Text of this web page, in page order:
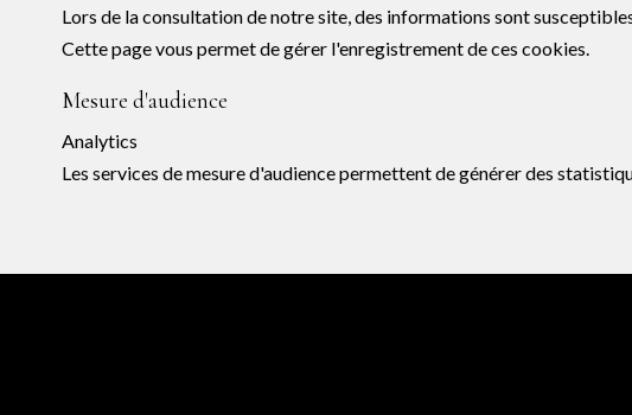
Lors de la consultation de notre site, des informations sont
Cette page vous permet de gérer l'enregistrement de ces cookies.
Mesure d'audience
Analytics
Les services de mesure d'audience permettent de générer des